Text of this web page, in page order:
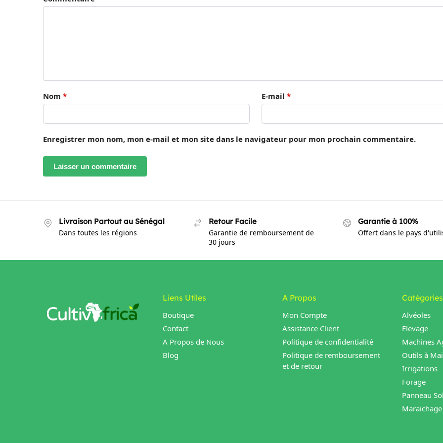
Nom * E-mail *
Enregistrer mon nom, mon e-mail et mon site dans le navigateur pour mon prochain commentaire.
Livraison Partout au Sénégal
Dans toutes les régions
Retour Facile
Garantie de remboursement de
30 jours
Garantie à 100%
Offert dans le pays
Liens Utiles
Boutique
Contact
A Propos de Nous
Blog
A Propos
Mon Compte
Assistance Client
Politique de confidentialité
Politique de remboursement
et de retour
Catégories
Alvéoles
Elevage
Machines
Outils à
Irrigations
Forage
Panneau